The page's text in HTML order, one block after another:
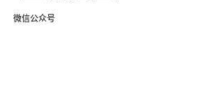
微信公众号